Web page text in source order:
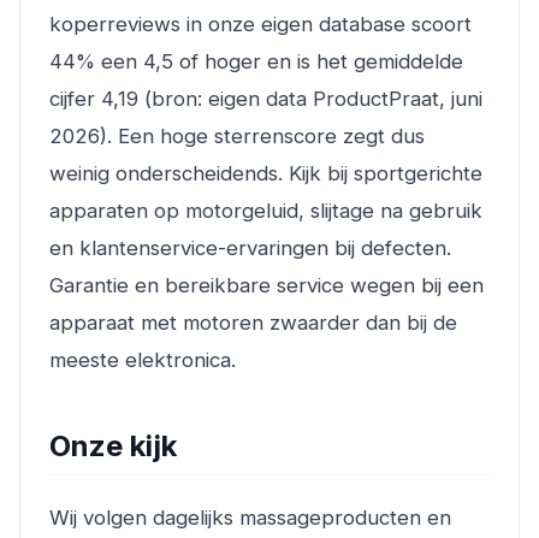
koperreviews in onze eigen database scoort
44% een 4,5 of hoger en is het gemiddelde
cijfer 4,19 (bron: eigen data ProductPraat, juni
2026). Een hoge sterrenscore zegt dus
weinig onderscheidends. Kijk bij sportgerichte
apparaten op motorgeluid, slijtage na gebruik
en klantenservice-ervaringen bij defecten.
Garantie en bereikbare service wegen bij een
apparaat met motoren zwaarder dan bij de
meeste elektronica.
Onze kijk
Wij volgen dagelijks massageproducten en